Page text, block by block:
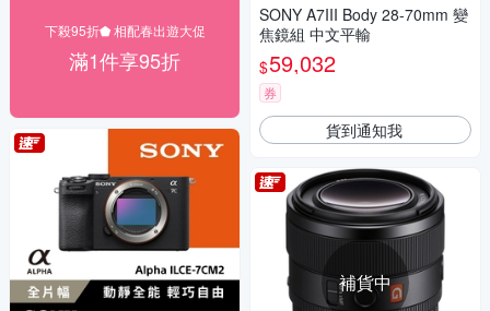
下殺95折⬟ 相配春出遊大促
滿1件享95折
SONY A7III Body 28-70mm 變
焦鏡組 中文平輸
$59,032
券
貨到通知我
補貨中